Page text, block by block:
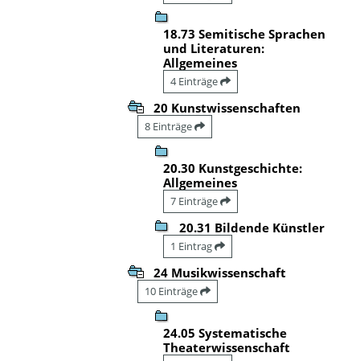
18.73 Semitische Sprachen
und Literaturen:
Allgemeines
4 Einträge
20 Kunstwissenschaften
8 Einträge
20.30 Kunstgeschichte:
Allgemeines
7 Einträge
20.31 Bildende Künstler
1 Eintrag
24 Musikwissenschaft
10 Einträge
24.05 Systematische
Theaterwissenschaft